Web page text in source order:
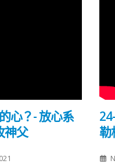
心？- 放心系
神父
勒